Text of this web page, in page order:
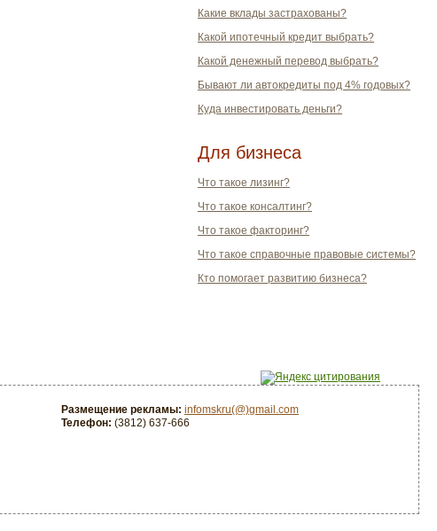
Какие вклады застрахованы?
Какой ипотечный кредит выбрать?
Какой денежный перевод выбрать?
Бывают ли автокредиты под 4% годовых?
Куда инвестировать деньги?
Для бизнеса
Что такое лизинг?
Что такое консалтинг?
Что такое факторинг?
Что такое справочные правовые системы?
Кто помогает развитию бизнеса?
Размещение рекламы: infomskru(@)gmail.com
Телефон: (3812) 637-666